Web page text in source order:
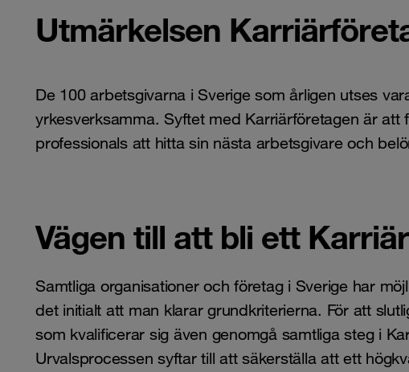
Utmärkelsen
De 100 arbetsgivarna i Sverige som årligen utses
yrkesverksamma. Syftet med Karriärföretagen är
professionals att hitta sin nästa arbetsgivare och
Vägen till att bli ett
Samtliga organisationer och företag i Sverige har
det initialt att man klarar grundkriterierna. För att
som kvalificerar sig även genomgå samtliga steg i
Urvalsprocessen syftar till att säkerställa att ett